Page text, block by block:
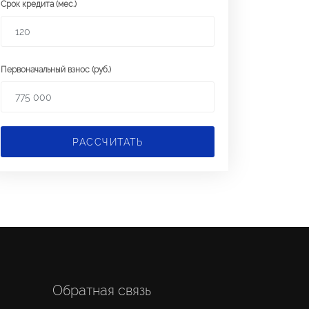
Срок кредита (мес.)
Первоначальный взнос (руб.)
РАССЧИТАТЬ
Обратная связь